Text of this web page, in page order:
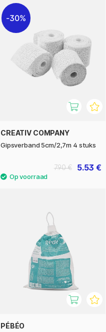
30%
CREATIV COMPANY
Gipsverband 5cm/2,7m 4 stuks
5.53 €
7.90 €
PÉBÉO